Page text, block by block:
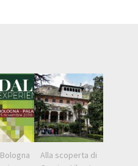
Alla scoperta di